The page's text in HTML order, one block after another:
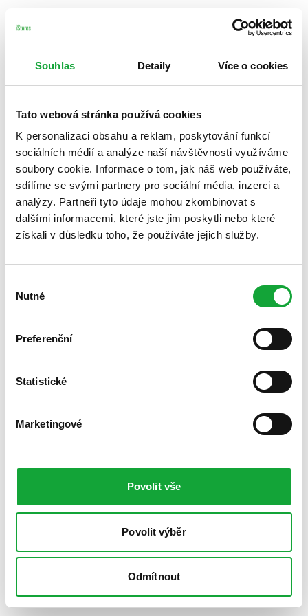
Souhlas Detaily Více o cookies
Tato webová stránka používá cookies
K personalizaci obsahu a reklam, poskytování funkcí
sociálních médií a analýze naší návštěvnosti využíváme
soubory cookie. Informace o tom, jak náš web používáte,
sdílíme se svými partnery pro sociální média, inzerci a
analýzy. Partneři tyto údaje mohou zkombinovat s
dalšími informacemi, které jste jim poskytli nebo které
získali v důsledku toho, že používáte jejich služby.
souhlasu
Nutné
Preferenční
Statistické
Marketingové
Povolit vše
Povolit výběr
Odmítnout